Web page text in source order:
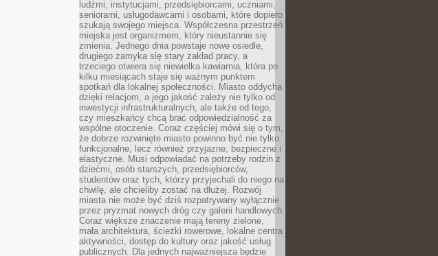
ludźmi, instytucjami, przedsiębiorcami, uczniami,
seniorami, usługodawcami i osobami, które dopiero
szukają swojego miejsca. Współczesna przestrzeń
miejska jest organizmem, który nieustannie się
zmienia. Jednego dnia powstaje nowe osiedle,
drugiego zamyka się stary zakład pracy, a
trzeciego otwiera się niewielka kawiarnia, która po
kilku miesiącach staje się ważnym punktem
spotkań dla lokalnej społeczności. Miasto oddycha
dzięki relacjom, a jego jakość zależy nie tylko od
inwestycji infrastrukturalnych, ale także od tego,
czy mieszkańcy chcą brać odpowiedzialność za
wspólne otoczenie. Coraz częściej mówi się o tym,
że dobrze rozwinięte miasto powinno być nie tylko
funkcjonalne, lecz również przyjazne, bezpieczne i
elastyczne. Musi odpowiadać na potrzeby rodzin z
dziećmi, osób starszych, przedsiębiorców,
studentów oraz tych, którzy przyjechali do niego na
chwilę, ale chcieliby zostać na dłużej. Rozwój
miasta nie może być dziś rozpatrywany wyłącznie
przez pryzmat nowych dróg czy galerii handlowych.
Coraz większe znaczenie mają tereny zielone,
mała architektura, ścieżki rowerowe, lokalne centra
aktywności, dostęp do kultury oraz jakość usług
publicznych. Dla jednych najważniejsza będzie